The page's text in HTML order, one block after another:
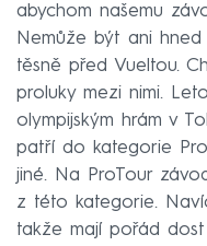
abychom našemu
Nemůže být ani
těsně před Vueltou.
proluky mezi nimi.
olympijským hrám v
patří do kategorie
jiné. Na ProTour
z této kategorie.
takže mají pořád